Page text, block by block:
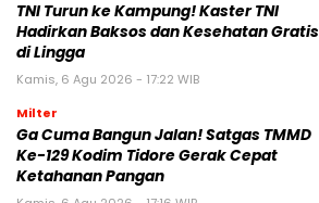
TNI Turun ke Kampung! Kaster TNI
Hadirkan Baksos dan Kesehatan Gratis
di Lingga
Kamis, 6 Agu 2026 - 17:22 WIB
Milter
Ga Cuma Bangun Jalan! Satgas TMMD
Ke-129 Kodim Tidore Gerak Cepat
Ketahanan Pangan